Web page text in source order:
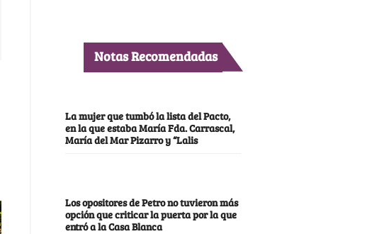
Notas Recomendadas
La mujer que tumbó la lista del Pacto,
en la que estaba María Fda. Carrascal,
María del Mar Pizarro y “Lalis
Los opositores de Petro no tuvieron más
opción que criticar la puerta por la que
entró a la Casa Blanca